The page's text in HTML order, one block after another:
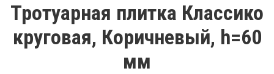
Тротуарная плитка Классико
круговая, Коричневый, h=60
мм